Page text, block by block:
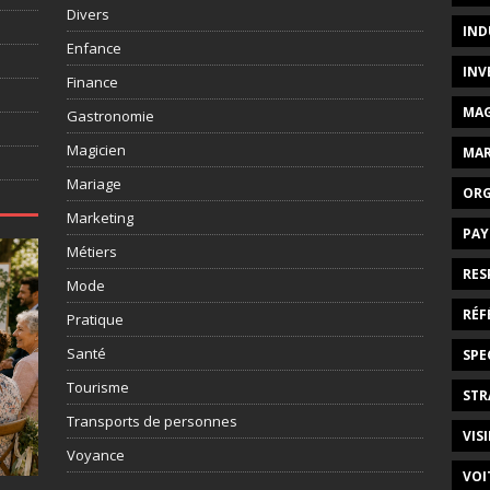
Divers
Enfance
Finance
Gastronomie
Magicien
Mariage
Marketing
Métiers
Mode
Pratique
Santé
Tourisme
Transports de personnes
Voyance